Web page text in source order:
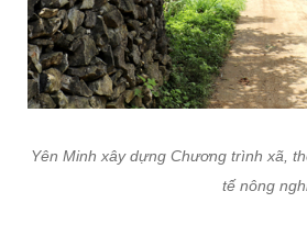
Yên Minh xây dựng Chương trình xã,
tế nông